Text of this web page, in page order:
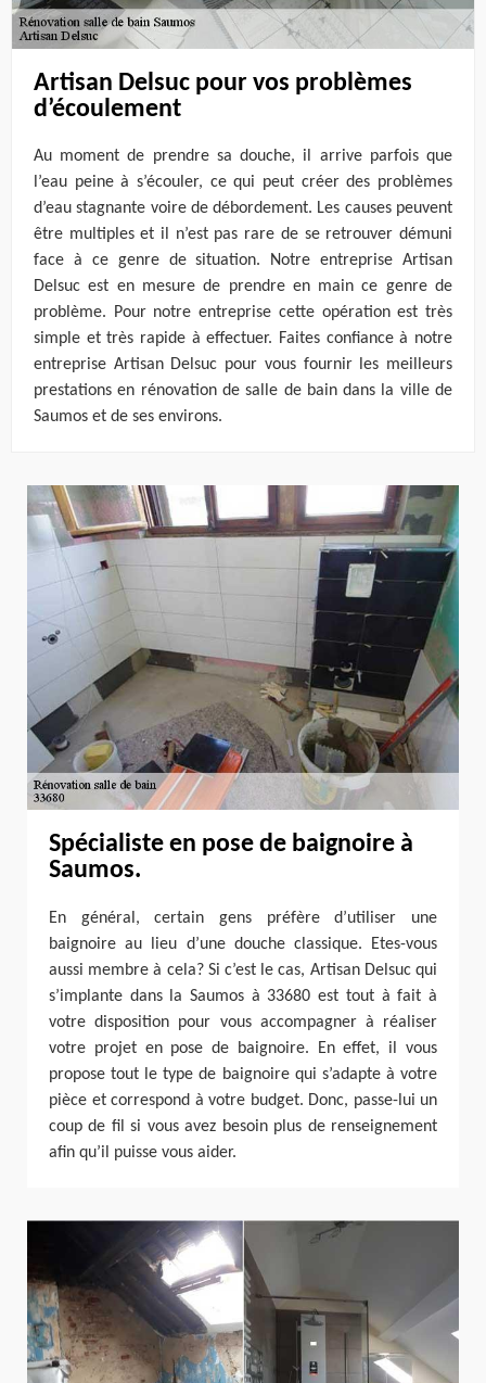
Artisan Delsuc pour vos problèmes
d’écoulement
Au moment de prendre sa douche, il arrive parfois que
l’eau peine à s’écouler, ce qui peut créer des problèmes
d’eau stagnante voire de débordement. Les causes peuvent
être multiples et il n’est pas rare de se retrouver démuni
face à ce genre de situation. Notre entreprise Artisan
Delsuc est en mesure de prendre en main ce genre de
problème. Pour notre entreprise cette opération est très
simple et très rapide à effectuer. Faites confiance à notre
entreprise Artisan Delsuc pour vous fournir les meilleurs
prestations en rénovation de salle de bain dans la ville de
Saumos et de ses environs.
Spécialiste en pose de baignoire à
Saumos.
En général, certain gens préfère d’utiliser une
baignoire au lieu d’une douche classique. Etes-vous
aussi membre à cela? Si c’est le cas, Artisan Delsuc qui
s’implante dans la Saumos à 33680 est tout à fait à
votre disposition pour vous accompagner à réaliser
votre projet en pose de baignoire. En effet, il vous
propose tout le type de baignoire qui s’adapte à votre
pièce et correspond à votre budget. Donc, passe-lui un
coup de fil si vous avez besoin plus de renseignement
afin qu’il puisse vous aider.